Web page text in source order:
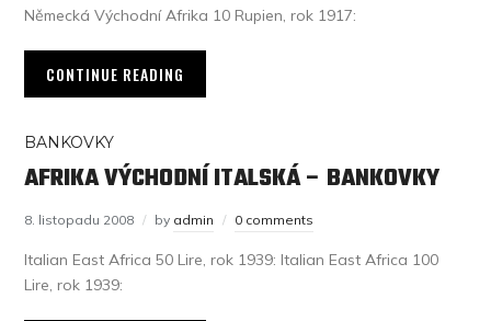
Německá Východní Afrika 10 Rupien, rok 1917:
CONTINUE READING
BANKOVKY
AFRIKA VÝCHODNÍ ITALSKÁ – BANKOVKY
8. listopadu 2008 by admin 0 comments
Italian East Africa 50 Lire, rok 1939: Italian East Africa 100
Lire, rok 1939: